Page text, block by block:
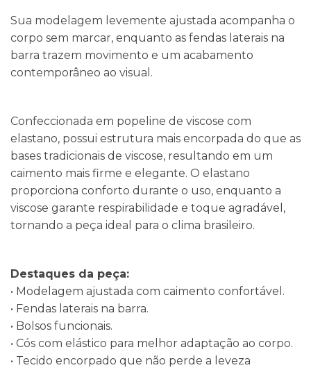
Sua modelagem levemente ajustada acompanha o
corpo sem marcar, enquanto as fendas laterais na
barra trazem movimento e um acabamento
contemporâneo ao visual.
Confeccionada em popeline de viscose com
elastano, possui estrutura mais encorpada do que as
bases tradicionais de viscose, resultando em um
caimento mais firme e elegante. O elastano
proporciona conforto durante o uso, enquanto a
viscose garante respirabilidade e toque agradável,
tornando a peça ideal para o clima brasileiro.
Destaques da peça:
• Modelagem ajustada com caimento confortável.
• Fendas laterais na barra.
• Bolsos funcionais.
• Cós com elástico para melhor adaptação ao corpo.
• Tecido encorpado que não perde a leveza